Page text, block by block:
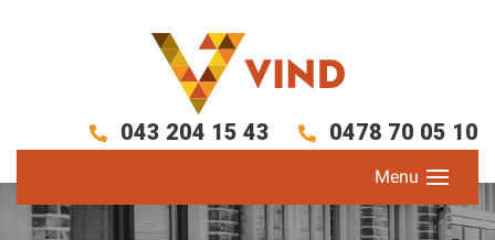
043 204 15 43 0478 70 05 10